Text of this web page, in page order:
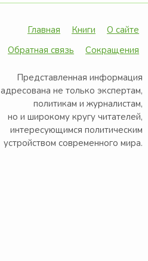
Главная Книги
О сайте
Обратная связь
Сокращения
Представленная информация
адресована не только экспертам,
политикам и журналистам,
но и широкому кругу читателей,
интересующимся политическим
устройством современного мира.